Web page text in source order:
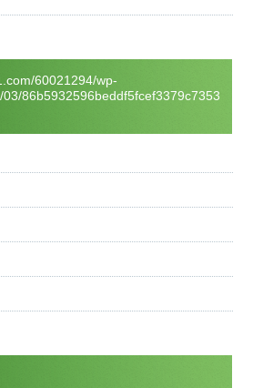
60021294/wp-
86b5932596beddf5fcef3379c7353